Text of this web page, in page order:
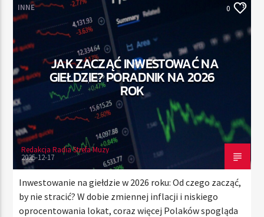
INNE 0
JAK ZACZĄĆ INWESTOWAĆ NA
GIEŁDZIE? PORADNIK NA 2026
ROK
Redakcja Radia Strefa Muzy
2025-12-17
Inwestowanie na giełdzie w 2026 roku: Od czego zacząć,
by nie stracić? W dobie zmiennej inflacji i niskiego
oprocentowania lokat, coraz więcej Polaków spogląda